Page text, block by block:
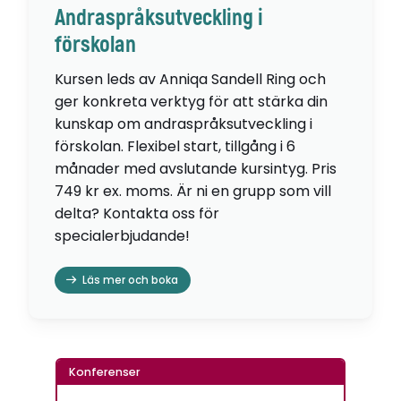
Andraspråksutveckling i
förskolan
Kursen leds av Anniqa Sandell Ring och
ger konkreta verktyg för att stärka din
kunskap om andraspråksutveckling i
förskolan. Flexibel start, tillgång i 6
månader med avslutande kursintyg. Pris
749 kr ex. moms. Är ni en grupp som vill
delta? Kontakta oss för
specialerbjudande!
Läs mer och boka
Konferenser